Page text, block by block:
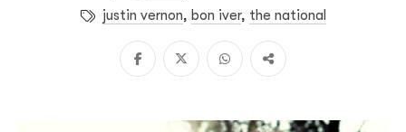
justin vernon, bon iver, the national